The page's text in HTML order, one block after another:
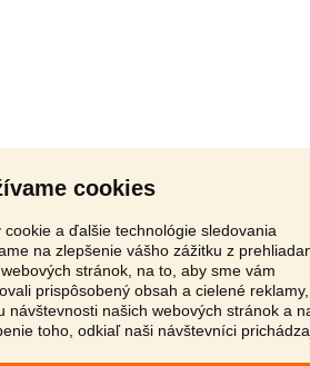
cookies
cookie a ďalšie technológie sledovania
na zlepšenie vášho zážitku z
stránok, na to, aby sme vám
prispôsobený obsah a cielené
návštevnosti našich webových stránok a
toho, odkiaľ naši návštevníci